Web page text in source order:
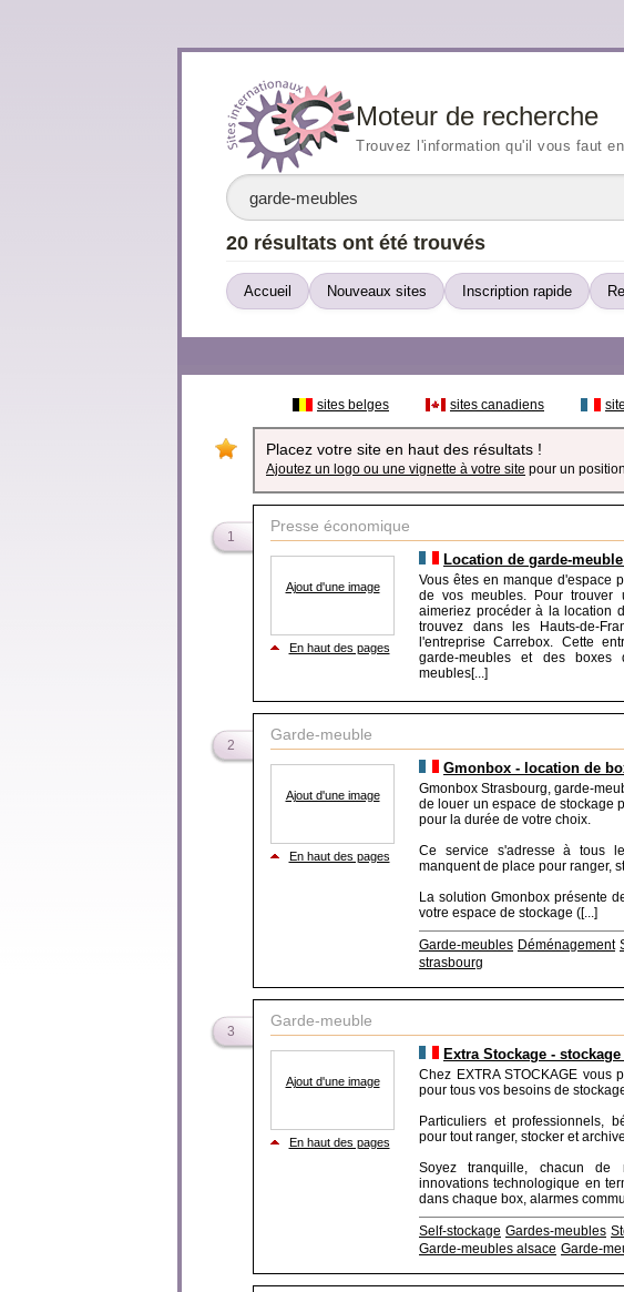
Moteur de recherche
Trouvez l'information qu'il vous faut
20 résultats ont été trouvés
Accueil Nouveaux sites Inscription rapide
sites belges sites canadiens
Placez votre site en haut des résultats !
Ajoutez un logo ou une vignette à votre site pour un
1
Presse économique
Ajout d'une image
En haut des pages
Location de garde-
Vous êtes en manque d'espace
de vos meubles. Pour trouver
aimeriez procéder à la location
trouvez dans les Hauts-de-
l'entreprise Carrebox. Cette
garde-meubles et des
meubles[...]
2
Garde-meuble
Ajout d'une image
En haut des pages
Gmonbox - location de
Gmonbox Strasbourg, garde-
de louer un espace de stockage
pour la durée de votre choix.
Ce service s'adresse à tous
manquent de place pour ranger,
La solution Gmonbox présente
votre espace de stockage ([...]
Garde-meubles Déménagement
strasbourg
3
Garde-meuble
Ajout d'une image
En haut des pages
Extra Stockage -
Chez EXTRA STOCKAGE vous
pour tous vos besoins de
Particuliers et professionnels,
pour tout ranger, stocker et
Soyez tranquille, chacun de
innovations technologique en
dans chaque box, alarmes
Self-stockage Gardes-meubles
Garde-meubles alsace Garde-